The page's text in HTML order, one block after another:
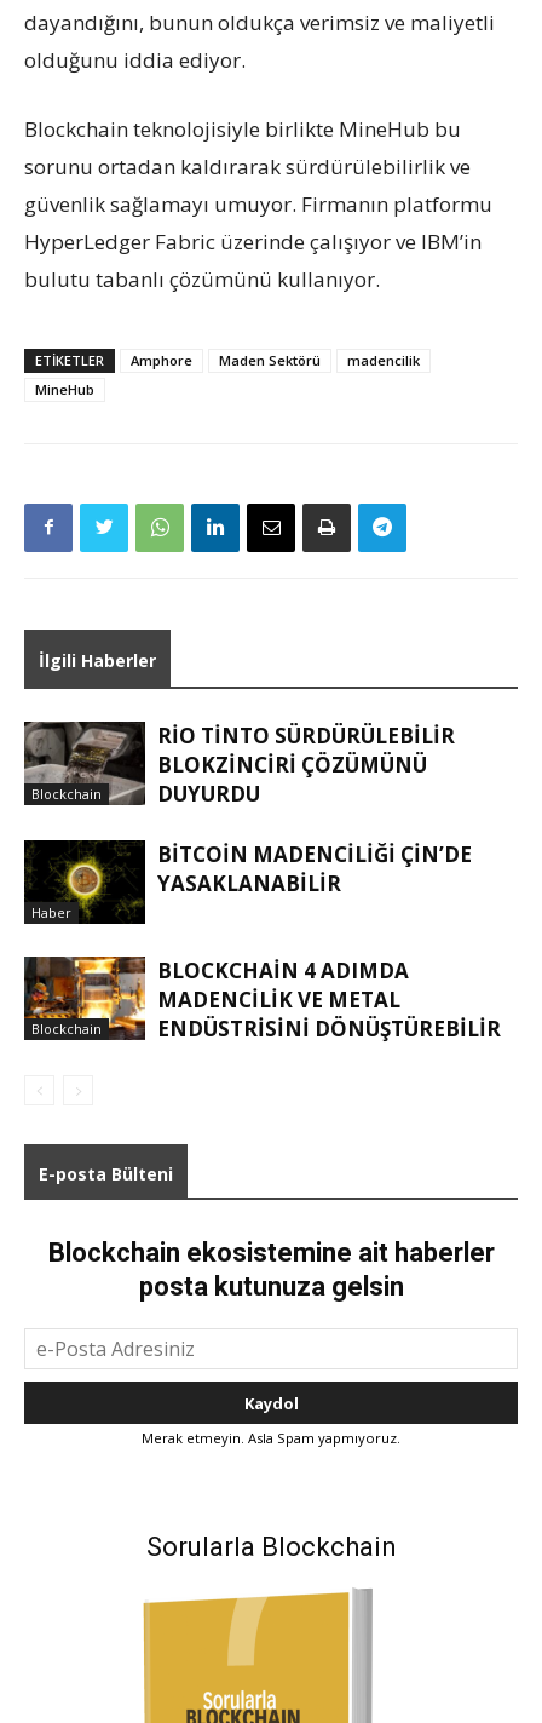
dayandığını, bunun oldukça verimsiz ve maliyetli
olduğunu iddia ediyor.
Blockchain teknolojisiyle birlikte MineHub bu
sorunu ortadan kaldırarak sürdürülebilirlik ve
güvenlik sağlamayı umuyor. Firmanın platformu
HyperLedger Fabric üzerinde çalışıyor ve IBM’in
bulutu tabanlı çözümünü kullanıyor.
ETIKETLER Amphore Maden Sektörü
madencilik
MineHub
İlgili Haberler
Blockchain
RIO TINTO SÜRDÜRÜLEBILIR
BLOKZINCIRI ÇÖZÜMÜNÜ
DUYURDU
Haber
BITCOIN MADENCILIĞI ÇIN’DE
YASAKLANABILIR
Blockchain
BLOCKCHAIN 4 ADIMDA
MADENCILIK VE METAL
ENDÜSTRISINI DÖNÜŞTÜREBILIR
E-posta Bülteni
Blockchain ekosistemine ait haberler
posta kutunuza gelsin
Merak etmeyin. Asla Spam yapmıyoruz.
Sorularla Blockchain